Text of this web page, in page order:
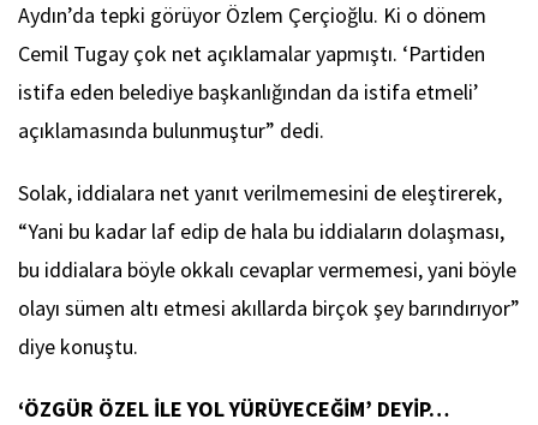
Aydın’da tepki görüyor Özlem Çerçioğlu. Ki o dönem
Cemil Tugay çok net açıklamalar yapmıştı. ‘Partiden
istifa eden belediye başkanlığından da istifa etmeli’
açıklamasında bulunmuştur” dedi.
Solak, iddialara net yanıt verilmemesini de eleştirerek,
“Yani bu kadar laf edip de hala bu iddiaların dolaşması,
bu iddialara böyle okkalı cevaplar vermemesi, yani böyle
olayı sümen altı etmesi akıllarda birçok şey barındırıyor”
diye konuştu.
‘ÖZGÜR ÖZEL İLE YOL YÜRÜYECEĞİM’ DEYİP…